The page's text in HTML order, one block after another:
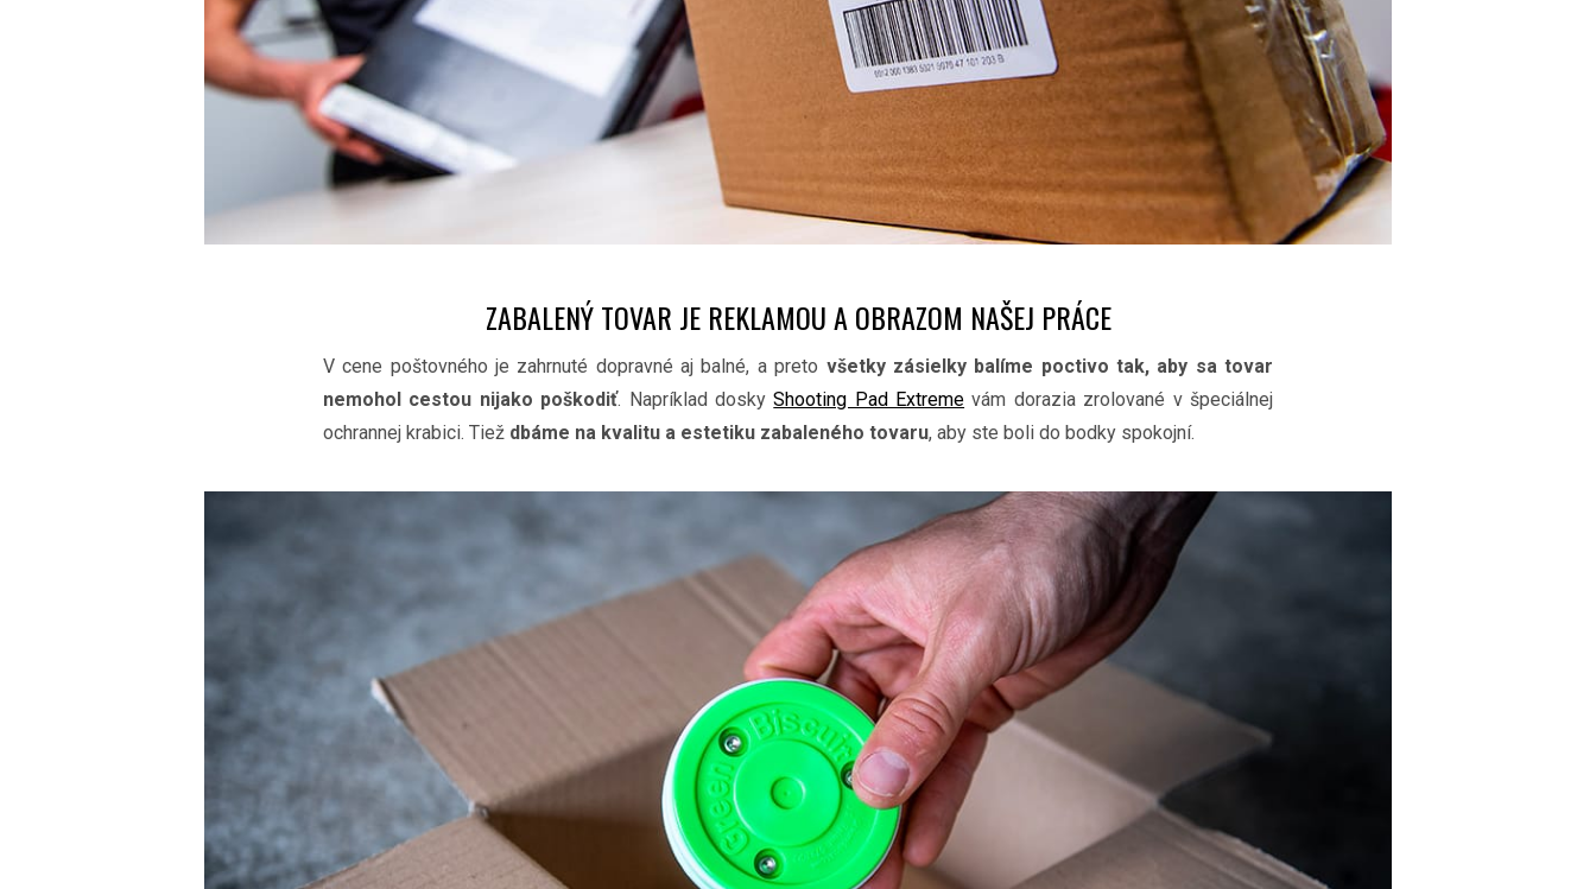
ZABALENÝ TOVAR JE REKLAMOU A OBRAZOM NAŠEJ PRÁCE
V cene poštovného je zahrnuté dopravné aj balné, a preto všetky zásielky balíme poctivo tak, aby sa tovar
nemohol cestou nijako poškodiť. Napríklad doskyShooting Pad Extreme vám dorazia zrolované v špeciálnej
ochrannej krabici. Tiež dbáme na kvalitu a estetiku zabaleného tovaru, aby ste boli do bodky spokojní.